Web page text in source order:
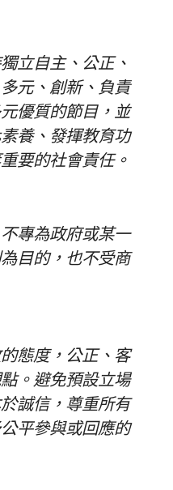
立自主、公正、
元、創新、負責
優質的節目，並
養、發揮教育功
要的社會責任。
專為政府或某一
目的，也不受商
態度，公正、客
。避免預設立場
誠信，尊重所有
平參與或回應的